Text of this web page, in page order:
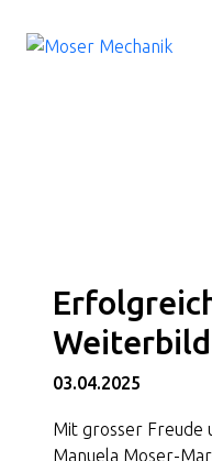
Über uns
Produktion
03.04.2025
Mit grosser Freude
Manuela Moser-